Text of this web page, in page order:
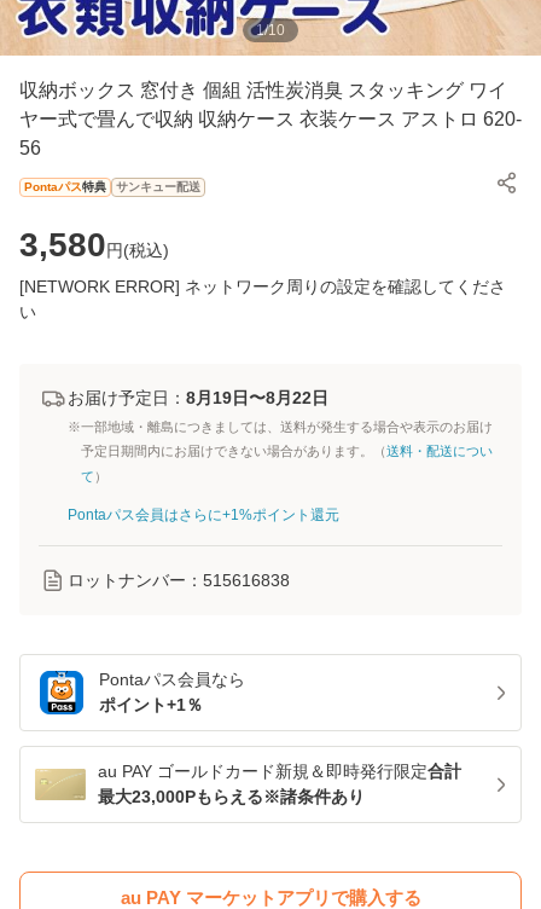
1/10
収納ボックス 窓付き 個組 活性炭消臭 スタッキング ワイ
ヤー式で畳んで収納 収納ケース 衣装ケース アストロ 620-
56
Pontaパス特典 サンキュー配送
3,580円(税込)
[NETWORK ERROR] ネットワーク周りの設定を確認してくださ
い
お届け予定日： 8月19日〜8月22日
※一部地域・離島につきましては、送料が発生する場合や表示のお届け
予定日期間内にお届けできない場合があります。（送料・配送につい
て ）
Pontaパス会員はさらに+1%ポイント還元
ロットナンバー： 515616838
Pontaパス会員なら
ポイント+1％
au PAY ゴールドカード新規＆即時発行限定合計
最大23,000Pもらえる※諸条件あり
au PAY マーケットアプリで購入する